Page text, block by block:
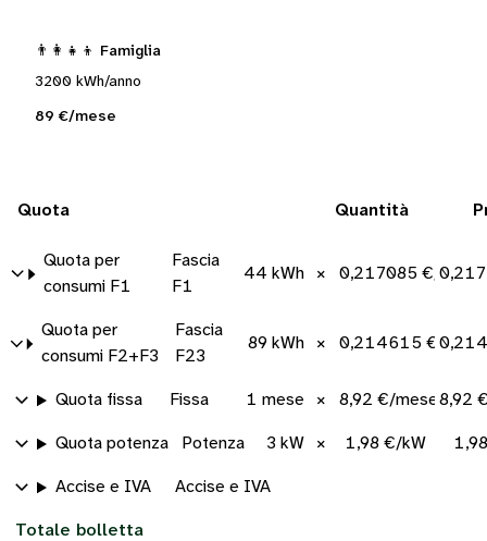
👨‍👩‍👧‍👦 Famiglia
3200 kWh/anno
89 €/mese
Quota Quantità
Quota per
consumi F1
Fascia
F1
44 kWh × 0,217085 €/kWh
Quota per
consumi F2+F3
Fascia
F23
89 kWh × 0,214615 €/kWh
Quota fissa Fissa 1 mese × 8,92 €/mese 8,92
Quota potenza Potenza 3 kW × 1,98 €/kW
Accise e IVA Accise e IVA
Totale bolletta